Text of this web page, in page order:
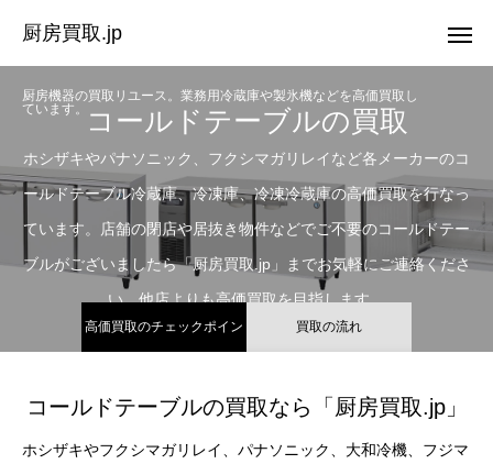
厨房買取.jp
厨房機器の買取リユース。業務用冷蔵庫や製氷機などを高価買取し
ています。
コールドテーブルの買取
ホシザキやパナソニック、フクシマガリレイなど各メーカーのコ
ールドテーブル冷蔵庫、冷凍庫、冷凍冷蔵庫の高価買取を行なっ
ています。店舗の閉店や居抜き物件などでご不要のコールドテー
ブルがございましたら「厨房買取.jp」までお気軽にご連絡くださ
い。他店よりも高価買取を目指します。
高価買取のチェックポイン 買取の流れ
コールドテーブルの買取なら「厨房買取.jp」
ホシザキやフクシマガリレイ、パナソニック、大和冷機、フジマ